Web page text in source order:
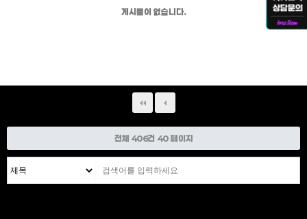
게시물이 없습니다.
전체 406건 40 페이지